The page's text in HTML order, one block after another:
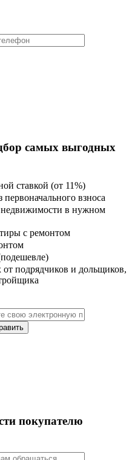
самых выгодных
ставкой (от 11%)
взноса
недвижимости в нужном
с ремонтом
подрядчиков и дольщиков,
покупателю